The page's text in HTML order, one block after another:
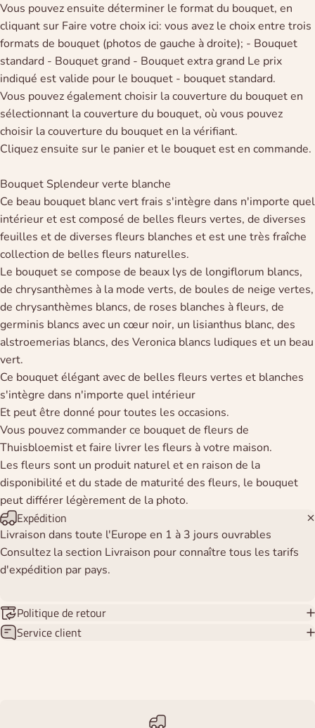
Vous pouvez ensuite déterminer le format du bouquet, en
cliquant sur Faire votre choix ici: vous avez le choix entre trois
formats de bouquet (photos de gauche à droite); - Bouquet
standard - Bouquet grand - Bouquet extra grand Le prix
indiqué est valide pour le bouquet - bouquet standard.
Vous pouvez également choisir la couverture du bouquet en
sélectionnant la couverture du bouquet, où vous pouvez
choisir la couverture du bouquet en la vérifiant.
Cliquez ensuite sur le panier et le bouquet est en commande.
Bouquet Splendeur verte blanche
Ce beau bouquet blanc vert frais s'intègre dans n'importe quel
intérieur et est composé de belles fleurs vertes, de diverses
feuilles et de diverses fleurs blanches et est une très fraîche
collection de belles fleurs naturelles.
Le bouquet se compose de beaux lys de longiflorum blancs,
de chrysanthèmes à la mode verts, de boules de neige vertes,
de chrysanthèmes blancs, de roses blanches à fleurs, de
germinis blancs avec un cœur noir, un lisianthus blanc, des
alstroemerias blancs, des Veronica blancs ludiques et un beau
vert.
Ce bouquet élégant avec de belles fleurs vertes et blanches
s'intègre dans n'importe quel intérieur
Et peut être donné pour toutes les occasions.
Vous pouvez commander ce bouquet de fleurs de
Thuisbloemist et faire livrer les fleurs à votre maison.
Les fleurs sont un produit naturel et en raison de la
disponibilité et du stade de maturité des fleurs, le bouquet
peut différer légèrement de la photo.
Expédition
Livraison dans toute l'Europe en 1 à 3 jours ouvrables
Consultez la section Livraison pour connaître tous les tarifs
d'expédition par pays.
Politique de retour
Service client